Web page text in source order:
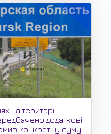
на території
додаткові
конкретну суму.